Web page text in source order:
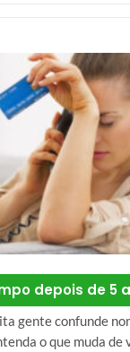
depois de 5
gente confunde
o que muda de